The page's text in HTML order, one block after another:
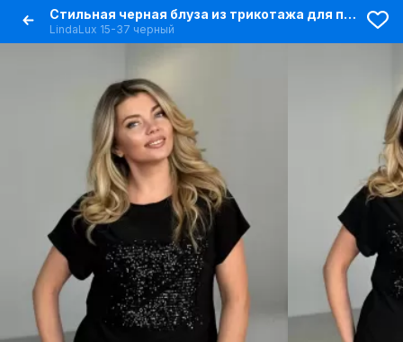
Стильная черная блуза из трикотажа для повседневного образа
LindaLux 15-37 черный